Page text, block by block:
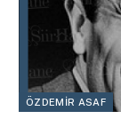
ÖZDEMIR ASAF